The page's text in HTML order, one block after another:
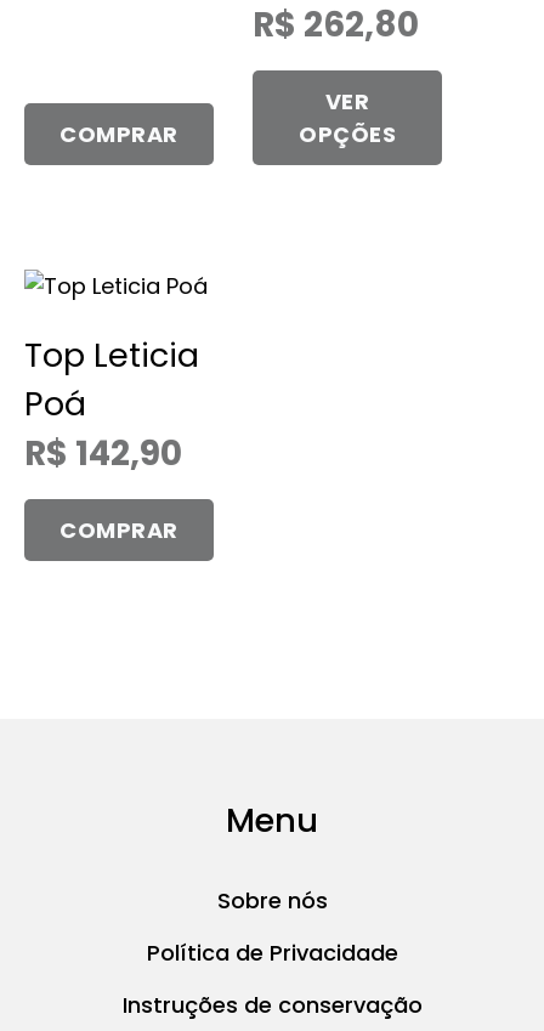
COMPRAR
produto
R$ 262,80
VER
OPÇÕES
Top Leticia
Poá
R$ 142,90
COMPRAR
Este
tem
várias
variantes.
As
podem
Menu
Sobre nós
Política de Privacidade
Instruções de conservação